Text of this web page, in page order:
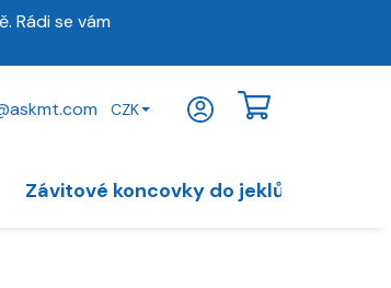
Rádi se vám
askmt.com CZK
KOŠÍK
Závitové koncovky do jeklů